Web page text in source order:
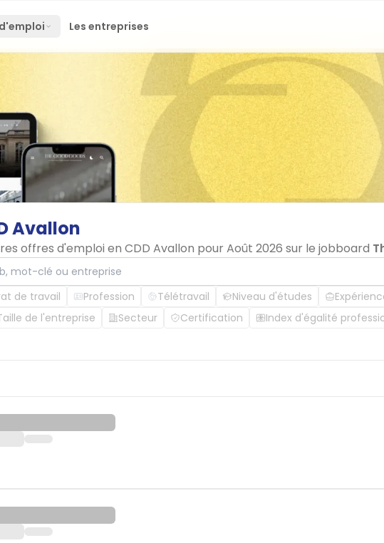
Les entreprises
Avallon
offres d'emploi en CDD Avallon pour Août 2026 sur le jobboard
clé ou entreprise
de travail Profession Télétravail Niveau d'études
de l'entreprise Secteur Certification Index d'égalité